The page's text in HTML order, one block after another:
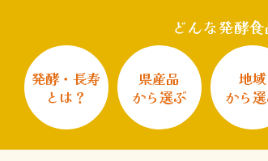
どんな発酵
発酵・長寿
とは？
県産品
から選ぶ
地域
から